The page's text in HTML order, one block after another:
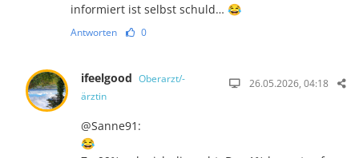
informiert ist selbst schuld… 😂
Antworten 0
ifeelgood Oberarzt/-
ärztin
26.05.2026, 04:18
@Sanne91:
😂